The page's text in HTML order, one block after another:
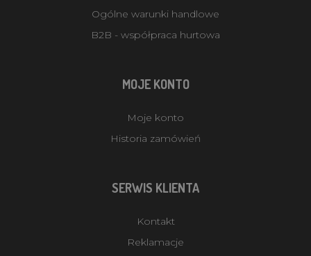
Ogólne warunki handlowe
B2B - współpraca hurtowa
MOJE KONTO
Moje konto
Historia zamówień
SERWIS KLIENTA
Kontakt
Reklamacje